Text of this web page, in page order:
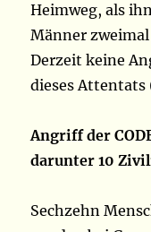
Heimweg, als
Männer
Derzeit keine
dieses Attentats
Angriff der
darunter 10
Sechzehn